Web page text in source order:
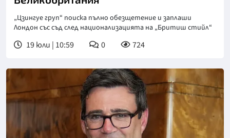
„Цзингуе груп“ поиска пълно обезщетение и заплаши
Лондон със съд след национализацията на „Бритиш стийл“
19 юли | 10:59 0 724